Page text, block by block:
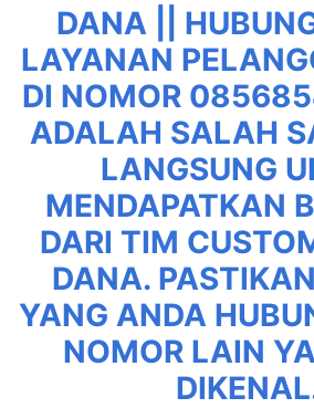
DANA ||
LAYANAN
DI NOMOR
ADALAH SALAH
LANGSUNG
MENDAPATKAN
DARI TIM
DANA.
YANG ANDA
NOMOR LAIN